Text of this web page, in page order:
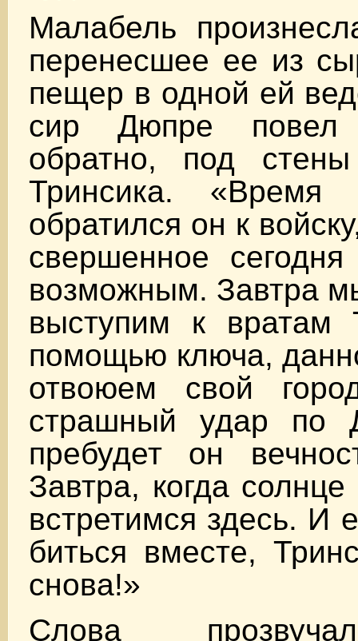
Малабель
перенесшее ее из
пещер в одной ей
сир Дюпре повел
обратно, под стены
Тринсика.
обратился он к
свершенное
возможным. Завтра
выступим к вратам
помощью ключа,
отвоюем свой
страшный удар по
пребудет он
Завтра, когда
встретимся здесь. И
биться вместе,
снова!»
Слова